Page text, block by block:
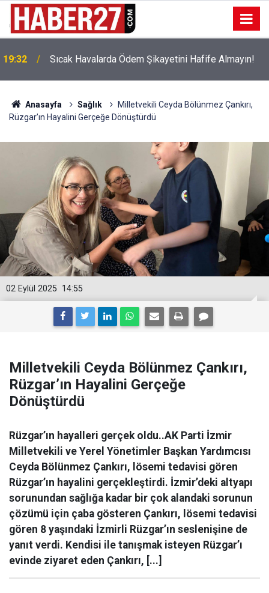
19:32 Sıcak Havalarda Ödem Şikayetini Hafife Almayın!
Anasayfa Sağlık
Milletvekili Ceyda Bölünmez Çankırı,
Rüzgar’ın Hayalini Gerçeğe Dönüştürdü
14:55
02 Eylül 2025
Milletvekili Ceyda Bölünmez Çankırı,
Rüzgar’ın Hayalini Gerçeğe
Dönüştürdü
Rüzgar’ın hayalleri gerçek oldu..AK Parti İzmir
Milletvekili ve Yerel Yönetimler Başkan Yardımcısı
Ceyda Bölünmez Çankırı, lösemi tedavisi gören
Rüzgar’ın hayalini gerçekleştirdi. İzmir’deki altyapı
sorunundan sağlığa kadar bir çok alandaki sorunun
çözümü için çaba gösteren Çankırı, lösemi tedavisi
gören 8 yaşındaki İzmirli Rüzgar’ın seslenişine de
yanıt verdi. Kendisi ile tanışmak isteyen Rüzgar’ı
evinde ziyaret eden Çankırı, [...]